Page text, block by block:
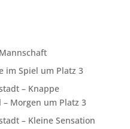
im Spiel um Platz 3
– Knappe
Morgen um Platz 3
– Kleine Sensation